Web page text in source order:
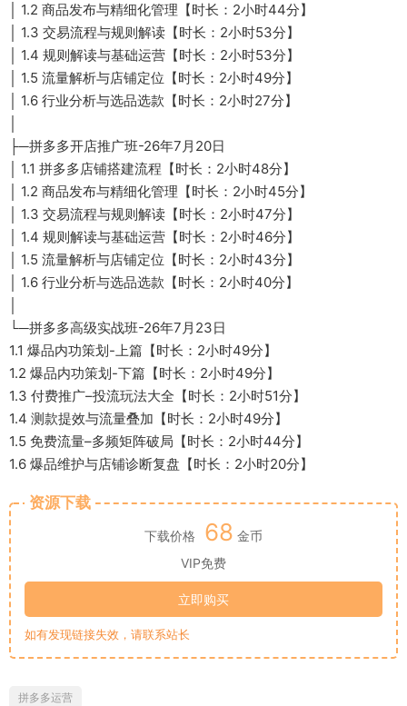
│ 1.2 商品发布与精细化管理【时长：2小时44分】
│ 1.3 交易流程与规则解读【时长：2小时53分】
│ 1.4 规则解读与基础运营【时长：2小时53分】
│ 1.5 流量解析与店铺定位【时长：2小时49分】
│ 1.6 行业分析与选品选款【时长：2小时27分】
├─拼多多开店推广班-26年7月20日
│ 1.1 拼多多店铺搭建流程【时长：2小时48分】
│ 1.2 商品发布与精细化管理【时长：2小时45分】
│ 1.3 交易流程与规则解读【时长：2小时47分】
│ 1.4 规则解读与基础运营【时长：2小时46分】
│ 1.5 流量解析与店铺定位【时长：2小时43分】
│ 1.6 行业分析与选品选款【时长：2小时40分】
└─拼多多高级实战班-26年7月23日
1.1 爆品内功策划-上篇【时长：2小时49分】
1.2 爆品内功策划-下篇【时长：2小时49分】
1.3 付费推广–投流玩法大全【时长：2小时51分】
1.4 测款提效与流量叠加【时长：2小时49分】
1.5 免费流量–多频矩阵破局【时长：2小时44分】
1.6 爆品维护与店铺诊断复盘【时长：2小时20分】
资源下载
下载价格 68 金币
VIP免费
立即购买
如有发现链接失效，请联系站长
拼多多运营